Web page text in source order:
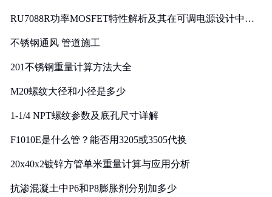
RU7088R功率MOSFET特性解析及其在可调电源设计中的
不锈钢通风 管道施工
201不锈钢重量计算方法大全
M20螺纹大径和小径是多少
1-1/4 NPT螺纹参数及底孔尺寸详解
F1010E是什么管？能否用3205或3505代换
20x40x2镀锌方管单米重量计算与应用分析
抗渗混凝土中P6和P8膨胀剂分别加多少